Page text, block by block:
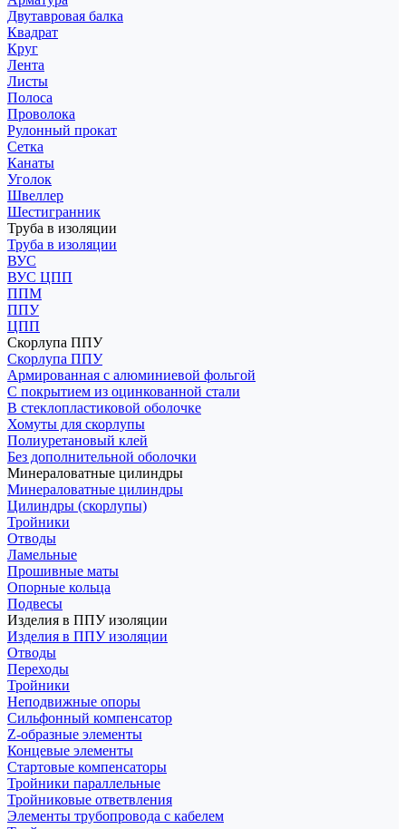
Двутавровая балка
Квадрат
Круг
Лента
Листы
Полоса
Проволока
Рулонный прокат
Сетка
Канаты
Уголок
Швеллер
Шестигранник
Труба в изоляции
Труба в изоляции
ВУС
ВУС ЦПП
ППМ
ППУ
ЦПП
Скорлупа ППУ
Скорлупа ППУ
Армированная с алюминиевой фольгой
С покрытием из оцинкованной стали
В стеклопластиковой оболочке
Хомуты для скорлупы
Полиуретановый клей
Без дополнительной оболочки
Минераловатные цилиндры
Минераловатные цилиндры
Цилиндры (скорлупы)
Тройники
Отводы
Ламельные
Прошивные маты
Опорные кольца
Подвесы
Изделия в ППУ изоляции
Изделия в ППУ изоляции
Отводы
Переходы
Тройники
Неподвижные опоры
Cильфонный компенсатор
Z-образные элементы
Концевые элементы
Стартовые компенсаторы
Тройники параллельные
Тройниковые ответвления
Элементы трубопровода с кабелем